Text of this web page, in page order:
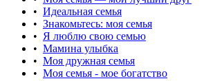
• Идеальная семья
• Знакомьтесь: моя семья
• Я люблю свою семью
• Мамина улыбка
• Моя дружная семья
• Моя семья - мое богатство